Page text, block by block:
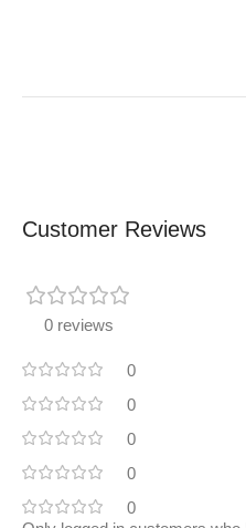
Customer Reviews
0 reviews
0
0
0
0
0